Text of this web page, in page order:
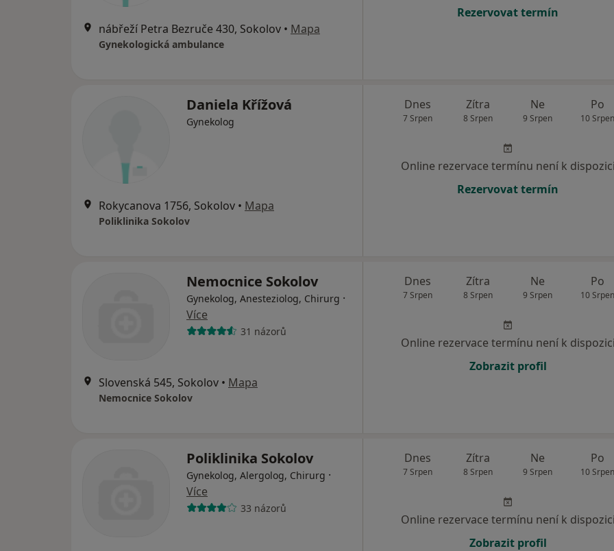
nábřeží Petra Bezruče 430, Sokolov • Mapa
Gynekologická ambulance
Rezervovat termín
Daniela Křížová
Gynekolog
Rokycanova 1756, Sokolov • Mapa
Poliklinika Sokolov
Dnes
7 Srpen
Zítra
8 Srpen
Ne
9 Srpen
Po
10 Srpen
Online rezervace termínu není k dispozici
Rezervovat termín
Nemocnice Sokolov
Gynekolog, Anesteziolog, Chirurg ·
Více
31 názorů
Slovenská 545, Sokolov • Mapa
Nemocnice Sokolov
Dnes
7 Srpen
Zítra
8 Srpen
Ne
9 Srpen
Po
10 Srpen
Online rezervace termínu není k dispozici
Zobrazit profil
Poliklinika Sokolov
Gynekolog, Alergolog, Chirurg ·
Více
33 názorů
Dnes
7 Srpen
Zítra
8 Srpen
Ne
9 Srpen
Po
10 Srpen
Online rezervace termínu není k dispozici
Zobrazit profil